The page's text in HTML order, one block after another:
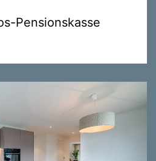
Pensionskasse